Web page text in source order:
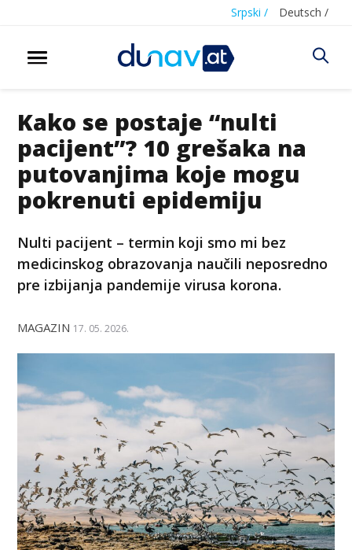
Srpski / Deutsch /
Kako se postaje “nulti
pacijent”? 10 grešaka na
putovanjima koje mogu
pokrenuti epidemiju
Nulti pacijent – termin koji smo mi bez
medicinskog obrazovanja naučili neposredno
pre izbijanja pandemije virusa korona.
MAGAZIN 17. 05. 2026.